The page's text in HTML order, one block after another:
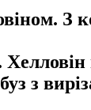
з